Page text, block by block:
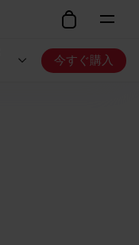
今すぐ購入